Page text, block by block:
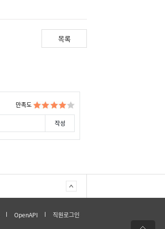
목록
만족도
OpenAPI
직원로그인